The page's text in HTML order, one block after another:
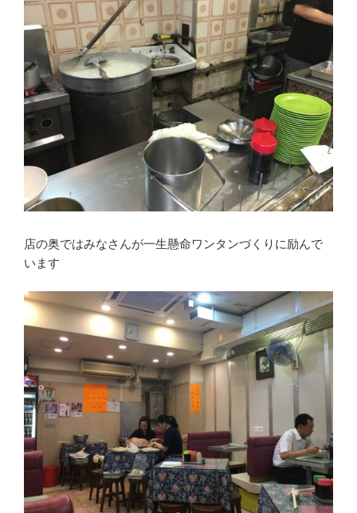
店の奥ではみなさんが一生懸命ワンタンづくりに励んで
います